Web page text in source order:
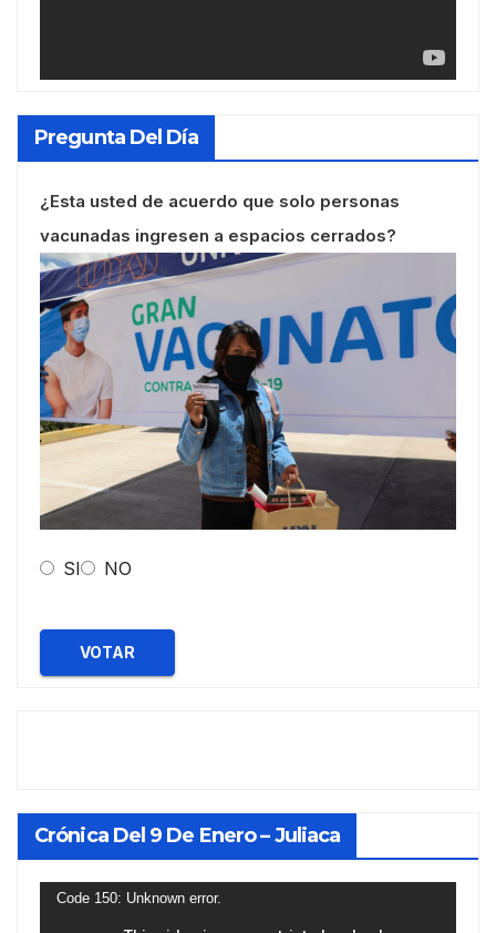
Pregunta Del Día
¿Esta usted de acuerdo que solo personas
vacunadas ingresen a espacios cerrados?
SI NO
VOTAR
Crónica Del 9 De Enero – Juliaca
Reproductor
Code 150: Unknown error.